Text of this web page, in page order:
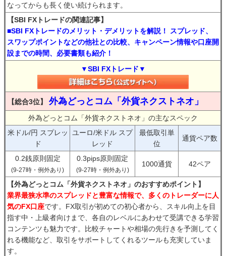
なってからも長く使い続けられます。
【SBI FXトレードの関連記事】
■SBI FXトレードのメリット・デメリットを解説！ スプレッド、
スワップポイントなどの他社との比較、キャンペーン情報や口座開
設までの時間、必要書類も紹介！
▼SBI FXトレード▼
【総合3位】 外為どっとコム「外貨ネクストネオ」
外為どっとコム「外貨ネクストネオ」の主なスペック
米ドル/円 スプレッ
ド
ユーロ/米ドル スプ
レッド
最低取引単
位
通貨ペア数
0.2銭原則固定
(9-27時・例外あり)
0.3pips原則固定
(9-27時・例外あり)
1000通貨 42ペア
【外為どっとコム「外貨ネクストネオ」のおすすめポイント】
業界最狭水準のスプレッドと豊富な情報で、多くのトレーダーに人
気のFX口座です。FX取引が初めての初心者から、スキル向上を目
指す中・上級者向けまで、各自のレベルにあわせて受講できる学習
コンテンツも魅力です。比較チャートや相場の先行きを予測してく
れる機能など、取引をサポートしてくれるツールも充実していま
す。